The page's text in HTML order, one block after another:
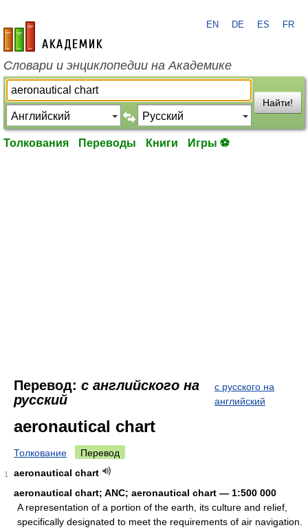
academic.ru
EN DE ES FR
Словари и энциклопедии на Академике
Найти!
Толкования Переводы Книги Игры ⚽
Перевод: с английского на
русский
с русского на
английский
aeronautical chart
Толкование Перевод
1
aeronautical chart
aeronautical chart; ANC; aeronautical chart — 1:500 000
A representation of a portion of the earth, its culture and relief,
specifically designated to meet the requirements of air navigation.